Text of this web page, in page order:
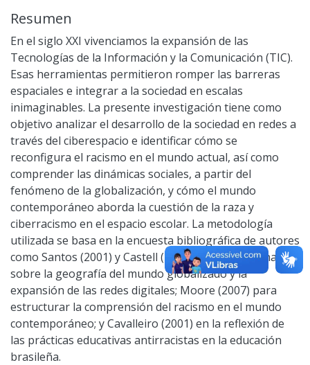
Resumen
En el siglo XXI vivenciamos la expansión de las
Tecnologías de la Información y la Comunicación (TIC).
Esas herramientas permitieron romper las barreras
espaciales e integrar a la sociedad en escalas
inimaginables. La presente investigación tiene como
objetivo analizar el desarrollo de la sociedad en redes a
través del ciberespacio e identificar cómo se
reconfigura el racismo en el mundo actual, así como
comprender las dinámicas sociales, a partir del
fenómeno de la globalización, y cómo el mundo
contemporáneo aborda la cuestión de la raza y
ciberracismo en el espacio escolar. La metodología
utilizada se basa en la encuesta bibliográfica de autores
como Santos (2001) y Castell (1999), para reflexionar
sobre la geografía del mundo globalizado y la
expansión de las redes digitales; Moore (2007) para
estructurar la comprensión del racismo en el mundo
contemporáneo; y Cavalleiro (2001) en la reflexión de
las prácticas educativas antirracistas en la educación
brasileña.